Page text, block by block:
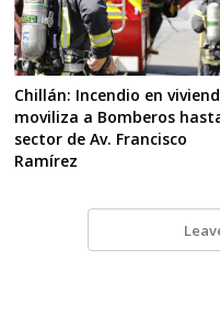
Chillán: Incendio en
moviliza a Bomberos
sector de Av. Francisco
Ramírez